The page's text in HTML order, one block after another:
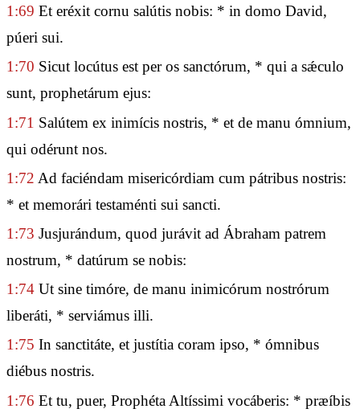
1:69 Et eréxit cornu salútis nobis: * in domo David,
púeri sui.
1:70 Sicut locútus est per os sanctórum, * qui a sǽculo
sunt, prophetárum ejus:
1:71 Salútem ex inimícis nostris, * et de manu ómnium,
qui odérunt nos.
1:72 Ad faciéndam misericórdiam cum pátribus nostris:
* et memorári testaménti sui sancti.
1:73 Jusjurándum, quod jurávit ad Ábraham patrem
nostrum, * datúrum se nobis:
1:74 Ut sine timóre, de manu inimicórum nostrórum
liberáti, * serviámus illi.
1:75 In sanctitáte, et justítia coram ipso, * ómnibus
diébus nostris.
1:76 Et tu, puer, Prophéta Altíssimi vocáberis: * præíbis